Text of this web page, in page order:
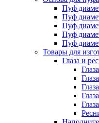
Пуф
Пуф
Пуф
Пуф
Пуф
Товары для
Глаза и